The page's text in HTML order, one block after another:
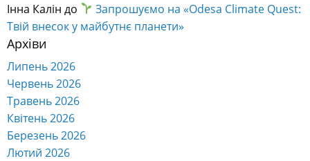
Інна Калін до
Запрошуємо на «Odesa Climate Quest:
Твій внесок у майбутнє планети»
Архіви
Липень 2026
Червень 2026
Травень 2026
Квітень 2026
Березень 2026
Лютий 2026